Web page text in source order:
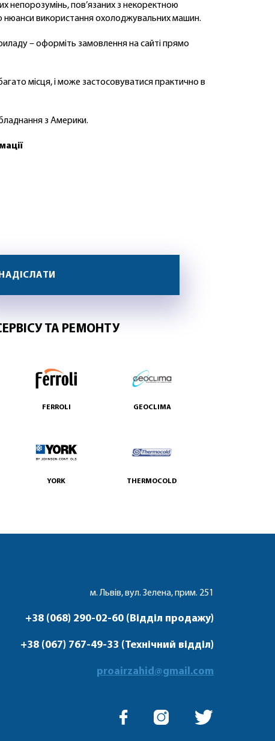
непорозумінь, пов’язаних з некоректною
нюанси використання охолоджувальних машин.
– оформіть замовлення на сайті прямо
місця, і може застосовуватися практично в
з Америки.
ТА РЕМОНТУ
FERROLI GEOCLIMA
YORK THERMOCOLD
м. Львів, вул. Зелена, прим. 251
+38 (068) 290-02-60 (Відділ продажу)
+38 (067) 767-49-33 (Технічний відділ)
proairzahid@gmail.com